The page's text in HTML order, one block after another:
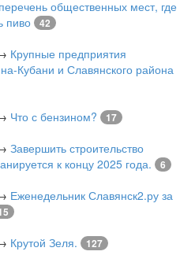
общественных мест, где
пиво
42
Крупные предприятия
Кубани и Славянского района
Что с бензином? 17
Завершить строительство
к концу 2025 года.
6
Еженедельник Славянск2.ру за
Крутой Зеля. 127